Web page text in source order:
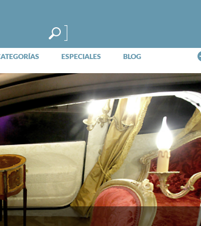
ESPECIALES BLOG